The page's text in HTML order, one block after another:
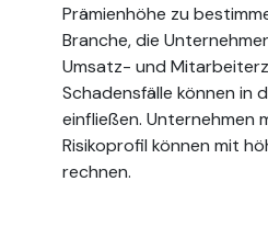
Prämienhöhe zu
Branche, die
Umsatz- und
Schadensfälle können in
einfließen. Unternehmen
Risikoprofil können mit
rechnen.